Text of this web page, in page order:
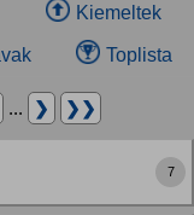
Kiemeltek
Toplista
... ❯ ❯❯
7